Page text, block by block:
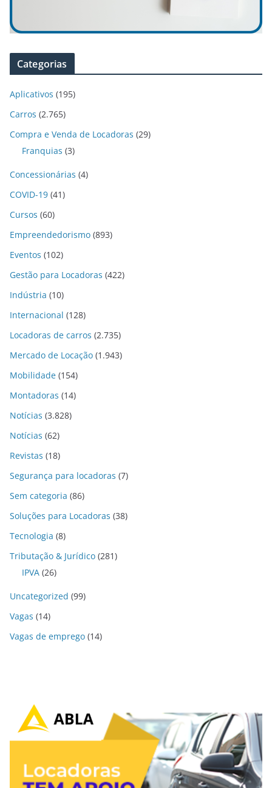
Categorias
Aplicativos (195)
Carros (2.765)
Compra e Venda de Locadoras (29)
Franquias (3)
Concessionárias (4)
COVID-19 (41)
Cursos (60)
Empreendedorismo (893)
Eventos (102)
Gestão para Locadoras (422)
Indústria (10)
Internacional (128)
Locadoras de carros (2.735)
Mercado de Locação (1.943)
Mobilidade (154)
Montadoras (14)
Notícias (3.828)
Notícias (62)
Revistas (18)
Segurança para locadoras (7)
Sem categoria (86)
Soluções para Locadoras (38)
Tecnologia (8)
Tributação & Jurídico (281)
IPVA (26)
Uncategorized (99)
Vagas (14)
Vagas de emprego (14)